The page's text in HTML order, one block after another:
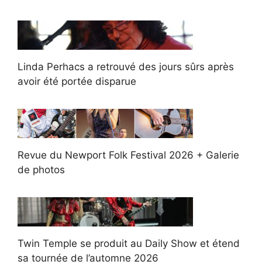
Linda Perhacs a retrouvé des jours sûrs après
avoir été portée disparue
Revue du Newport Folk Festival 2026 + Galerie
de photos
Twin Temple se produit au Daily Show et étend
sa tournée de l’automne 2026